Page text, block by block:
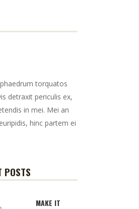
torquatos
detraxit periculis ex,
in mei. Mei an
hinc partem ei
POSTS
MAKE IT